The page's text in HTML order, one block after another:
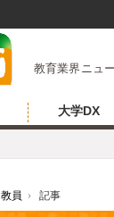
教育業界ニュ
大学DX
教員 › 記事